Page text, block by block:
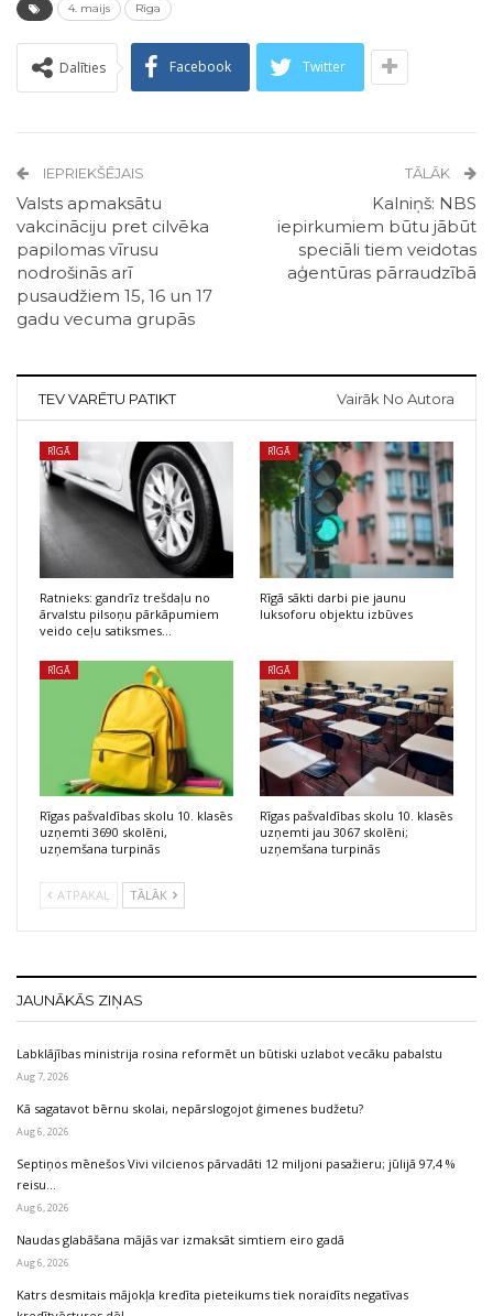
4. maijs Rīga
Dalīties Facebook Twitter
IEPRIEKŠĒJAIS
Valsts apmaksātu
vakcināciju pret cilvēka
papilomas vīrusu
nodrošinās arī
pusaudžiem 15, 16 un 17
gadu vecuma grupās
TĀLĀK
Kalniņš: NBS
iepirkumiem būtu jābūt
speciāli tiem veidotas
aģentūras pārraudzībā
TEV VARĒTU PATIKT Vairāk No Autora
RĪGĀ
Ratnieks: gandrīz trešdaļu no
ārvalstu pilsoņu pārkāpumiem
veido ceļu satiksmes…
RĪGĀ
Rīgā sākti darbi pie jaunu
luksoforu objektu izbūves
RĪGĀ
Rīgas pašvaldības skolu 10. klasēs
uzņemti 3690 skolēni,
uzņemšana turpinās
RĪGĀ
Rīgas pašvaldības skolu 10. klasēs
uzņemti jau 3067 skolēni;
uzņemšana turpinās
ATPAKAĻ TĀLĀK
JAUNĀKĀS ZIŅAS
Labklājības ministrija rosina reformēt un būtiski uzlabot vecāku pabalstu
Aug 7, 2026
Kā sagatavot bērnu skolai, nepārslogojot ģimenes budžetu?
Aug 6, 2026
Septiņos mēnešos Vivi vilcienos pārvadāti 12 miljoni pasažieru; jūlijā 97,4 %
reisu…
Aug 6, 2026
Naudas glabāšana mājās var izmaksāt simtiem eiro gadā
Aug 6, 2026
Katrs desmitais mājokļa kredīta pieteikums tiek noraidīts negatīvas